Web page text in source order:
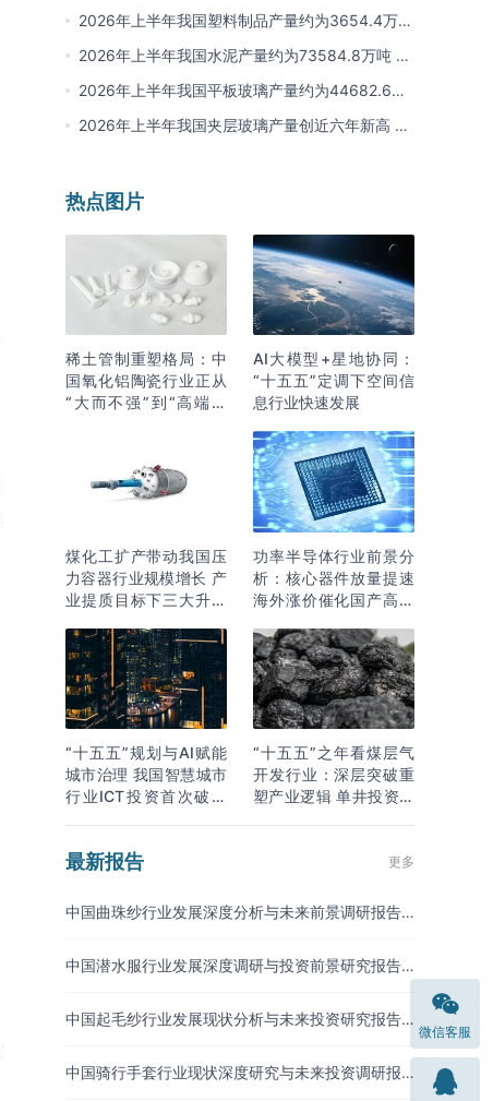
河北产量占比21.5%位居首位
2026年上半年我国塑料制品产量约为3654.4万吨
其中江苏、浙江产量分别占比18.9%、16.0%
2026年上半年我国水泥产量约为73584.8万吨 同
比下降8% 其中广东、浙江和安徽分别排名前三
2026年上半年我国平板玻璃产量约为44682.6万
重量箱 同比下降5.7% 其中河北产量最多 占比
2026年上半年我国夹层玻璃产量创近六年新高 约
热点图片
稀土管制重塑格局：中
国氧化铝陶瓷行业正从
“大而不强”到“高端突
AI大模型+星地协同：
“十五五”定调下空间信
息行业快速发展
煤化工扩产带动我国压
力容器行业规模增长 产
业提质目标下三大升级
功率半导体行业前景分
析：核心器件放量提速
海外涨价催化国产高端
“十五五”规划与AI赋能
城市治理 我国智慧城市
行业ICT投资首次破万
“十五五”之年看煤层气
开发行业：深层突破重
塑产业逻辑 单井投资成
最新报告 更多
中国曲珠纱行业发展深度分析与未来前景调研报告
中国潜水服行业发展深度调研与投资前景研究报告
中国起毛纱行业发展现状分析与未来投资研究报告
中国骑行手套行业现状深度研究与未来投资调研报
微信客服